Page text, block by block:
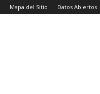
Mapa del Sitio Datos Abiertos